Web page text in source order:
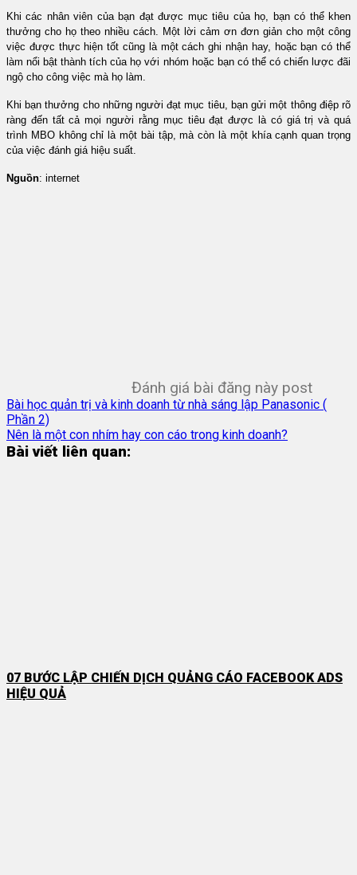
Khi các nhân viên của bạn đạt được mục tiêu của họ, bạn có thể khen
thưởng cho họ theo nhiều cách. Một lời cảm ơn đơn giản cho một công
việc được thực hiện tốt cũng là một cách ghi nhận hay, hoặc bạn có thể
làm nổi bật thành tích của họ với nhóm hoặc bạn có thể có chiến lược đãi
ngộ cho công việc mà họ làm.
Khi bạn thưởng cho những người đạt mục tiêu, bạn gửi một thông điệp rõ
ràng đến tất cả mọi người rằng mục tiêu đạt được là có giá trị và quá
trình MBO không chỉ là một bài tập, mà còn là một khía cạnh quan trọng
của việc đánh giá hiệu suất.
Nguồn: internet
Đánh giá bài đăng này post
Bài học quản trị và kinh doanh từ nhà sáng lập Panasonic (
Phần 2)
Nên là một con nhím hay con cáo trong kinh doanh?
Bài viết liên quan:
07 BƯỚC LẬP CHIẾN DỊCH QUẢNG CÁO FACEBOOK ADS
HIỆU QUẢ